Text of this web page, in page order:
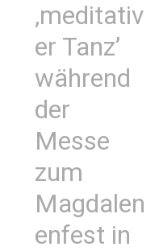
‚meditativ
er Tanz’
während
der
Messe
zum
Magdalen
enfest in